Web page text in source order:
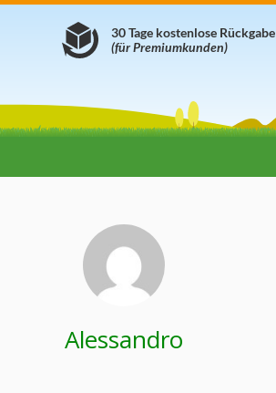
30 Tage kostenlose Rückgabe
(für Premiumkunden)
Alessandro